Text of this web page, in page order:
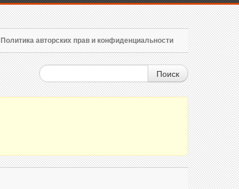
Политика авторских прав и конфиденциальности
Поиск